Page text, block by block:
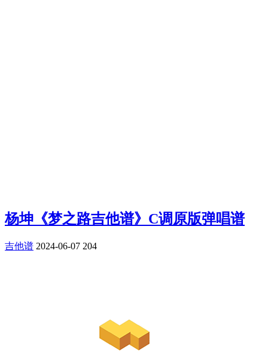
杨坤《梦之路吉他谱》C调原版弹唱谱
吉他谱 2024-06-07 204